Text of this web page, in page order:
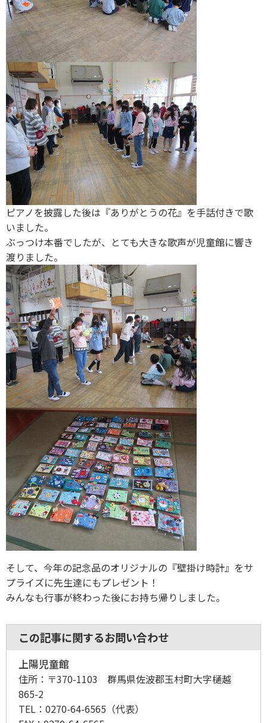
ピアノを披露した後は『ありがとうの花』を手話付きで歌
いました。
ぶっつけ本番でしたが、とても大きな歌声が児童館に響き
渡りました。
そして、今年の記念品のオリジナルの『壁掛け時計』をサ
プライズに先生達にもプレゼント！
みんなも行事が終わった後にお持ち帰りしました。
この記事に関するお問い合わせ
上陽児童館
住所： 〒370-1103 群馬県佐波郡玉村町大字樋越
865-2
TEL： 0270-64-6565 （代表）